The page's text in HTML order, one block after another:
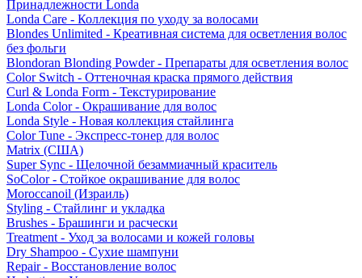
Принадлежности Londa
Londa Care - Коллекция по уходу за волосами
Blondes Unlimited - Креативная система для осветления волос
без фольги
Blondoran Blonding Powder - Препараты для осветления волос
Color Switch - Оттеночная краска прямого действия
Curl & Londa Form - Текстурирование
Londa Color - Окрашивание для волос
Londa Style - Новая коллекция стайлинга
Color Tune - Экспресс-тонер для волос
Matrix (США)
Super Sync - Щелочной безаммиачный краситель
SoColor - Стойкое окрашивание для волос
Moroccanoil (Израиль)
Styling - Стайлинг и укладка
Brushes - Брашинги и расчески
Treatment - Уход за волосами и кожей головы
Dry Shampoo - Сухие шампуни
Repair - Восстановление волос